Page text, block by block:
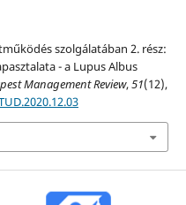
szolgálatában 2. rész:
- a Lupus Albus
Management Review,51(12),